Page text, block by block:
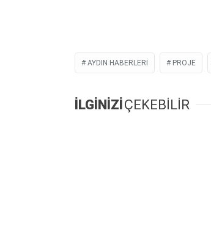
AYDIN HABERLERI PROJE
İLGİNİZİ ÇEKEBİLİR